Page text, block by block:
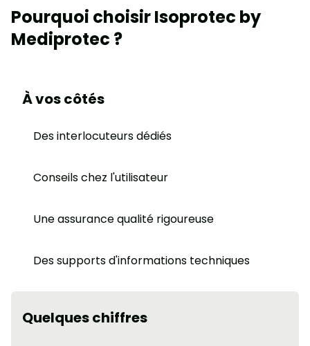
Pourquoi choisir Isoprotec by
Mediprotec ?
À vos côtés
Des interlocuteurs dédiés
Conseils chez l'utilisateur
Une assurance qualité rigoureuse
Des supports d'informations techniques
Quelques chiffres